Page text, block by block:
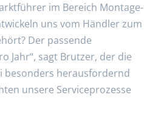
im Bereich Montage-
uns vom Händler zum
Der passende
Jahr“, sagt Brutzer, der die
besonders herausfordernd
unsere Serviceprozesse